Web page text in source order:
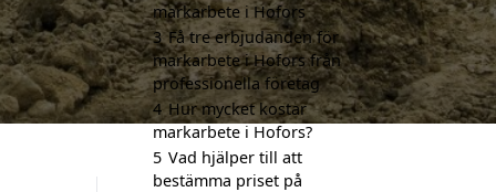
markarbete i Hofors
3 Få tre erbjudanden för
markarbete i Hofors från
professionella företag
4 Hur mycket kostar
markarbete i Hofors?
5 Vad hjälper till att
bestämma priset på